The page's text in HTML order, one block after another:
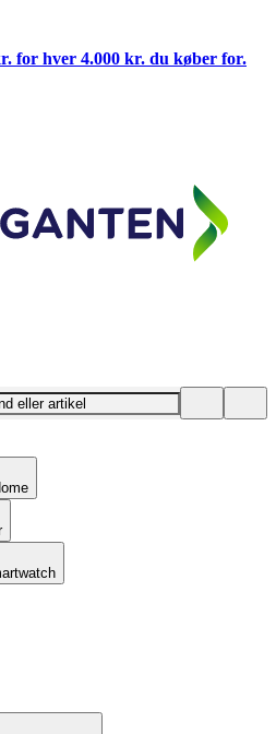
for hver 4.000 kr. du køber for.